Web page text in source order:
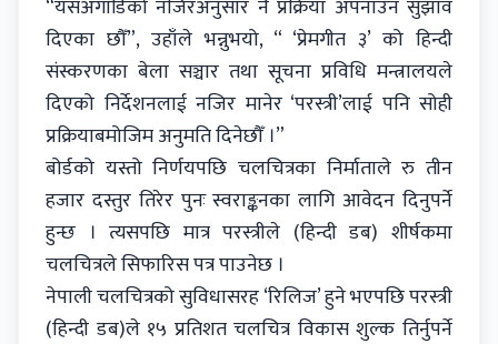
“यसअगाडिको नजिरअनुसार नै प्रक्रिया अपनाउन सुझाव
दिएका छौँ”, उहाँले भन्नुभयो, “ ‘प्रेमगीत ३’ को हिन्दी
संस्करणका बेला सञ्चार तथा सूचना प्रविधि मन्त्रालयले
दिएको निर्देशनलाई नजिर मानेर ‘परस्त्री’लाई पनि सोही
प्रक्रियाबमोजिम अनुमति दिनेछौँ ।”
बोर्डको यस्तो निर्णयपछि चलचित्रका निर्माताले रु तीन
हजार दस्तुर तिरेर पुनः स्वराङ्कनका लागि आवेदन दिनुपर्ने
हुन्छ । त्यसपछि मात्र परस्त्रीले (हिन्दी डब) शीर्षकमा
चलचित्रले सिफारिस पत्र पाउनेछ ।
नेपाली चलचित्रको सुविधासरह ‘रिलिज’ हुने भएपछि परस्त्री
(हिन्दी डब)ले १५ प्रतिशत चलचित्र विकास शुल्क तिर्नुपर्ने